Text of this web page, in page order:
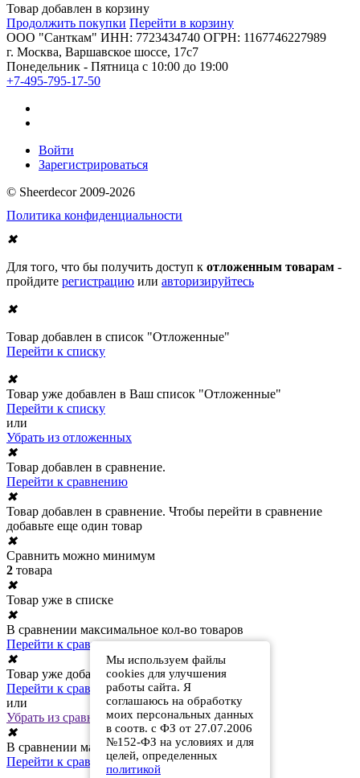
Товар добавлен в корзину
Продолжить покупки Перейти в корзину
ООО "Санткам" ИНН: 7723434740 ОГРН: 1167746227989
г. Москва, Варшавское шоссе, 17с7
Понедельник - Пятница с 10:00 до 19:00
+7-495-795-17-50
Войти
Зарегистрироваться
© Sheerdecor 2009-2026
Политика конфиденциальности
Мы используем файлы
cookies для улучшения
работы сайта. Я
соглашаюсь на обработку
моих персональных данных
в соотв. с ФЗ от 27.07.2006
№152-ФЗ на условиях и для
целей, определенных
политикой
✖
Для того, что бы получить доступ к отложенным товарам -
пройдите регистрацию или авторизируйтесь
✖
Товар добавлен в список "Отложенные"
Перейти к списку
✖
Товар уже добавлен в Ваш список "Отложенные"
Перейти к списку
или
Убрать из отложенных
✖
Товар добавлен в сравнение.
Перейти к сравнению
✖
Товар добавлен в сравнение. Чтобы перейти в сравнение
добавьте еще один товар
✖
Сравнить можно минимум
2 товара
✖
Товар уже в списке
✖
В сравнении максимальное кол-во товаров
Перейти к сравнению
✖
Товар уже добавлен в сравнение
Перейти к сравнению
или
Убрать из сравнения
✖
В сравнении максимальное кол-во товаров
Перейти к сравнению